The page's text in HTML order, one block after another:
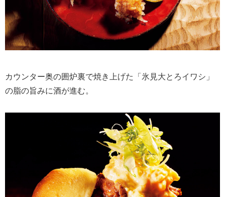
カウンター奥の囲炉裏で焼き上げた「氷見大とろイワシ」
の脂の旨みに酒が進む。